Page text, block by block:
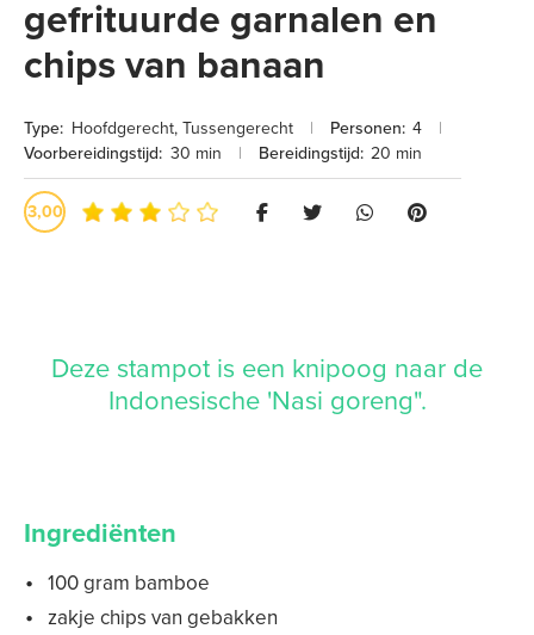
gefrituurde garnalen en
chips van banaan
Type: Hoofdgerecht,Tussengerecht | Personen: 4
|
Voorbereidingstijd: 30 min | Bereidingstijd: 20 min
3,00
Deze stampot is een knipoog naar de
Indonesische 'Nasi goreng".
Ingrediënten
100 gram bamboe
zakje chips van gebakken